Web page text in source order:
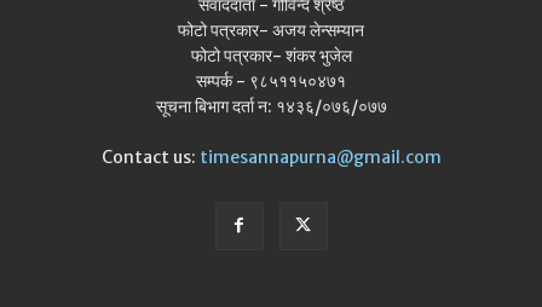
संवाददाता - गोविन्द श्रेष्ठ
फोटो पत्रकार- अजय लेन्सम्यान
फोटो पत्रकार- शंकर भुजेल
सम्पर्क - ९८५११५०४७१
सूचना बिभाग दर्ता न: १४३६/०७६/०७७
Contact us: timesannapurna@gmail.com